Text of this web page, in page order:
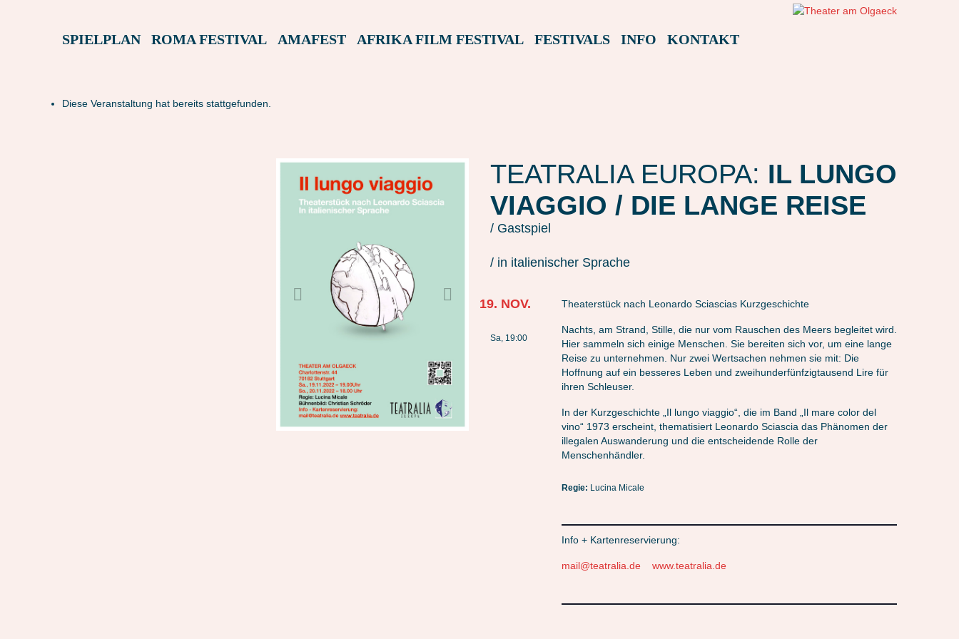
SPIELPLAN ROMA FESTIVAL AMAFEST AFRIKA FILM FESTIVAL FESTIVALS INFO KONTAKT
Diese Veranstaltung hat bereits stattgefunden.
TEATRALIA EUROPA: IL LUNGO
VIAGGIO / DIE LANGE REISE
/ Gastspiel
/ in italienischer Sprache
19. NOV.
Sa, 19:00
Theaterstück nach Leonardo Sciascias Kurzgeschichte
Nachts, am Strand, Stille, die nur vom Rauschen des Meers begleitet wird.
Hier sammeln sich einige Menschen. Sie bereiten sich vor, um eine lange
Reise zu unternehmen. Nur zwei Wertsachen nehmen sie mit: Die
Hoffnung auf ein besseres Leben und zweihunderfünfzigtausend Lire für
ihren Schleuser.
In der Kurzgeschichte „Il lungo viaggio“, die im Band „Il mare color del
vino“ 1973 erscheint, thematisiert Leonardo Sciascia das Phänomen der
illegalen Auswanderung und die entscheidende Rolle der
Menschenhändler.
Regie: Lucina Micale
Info + Kartenreservierung:
mail@teatralia.de www.teatralia.de